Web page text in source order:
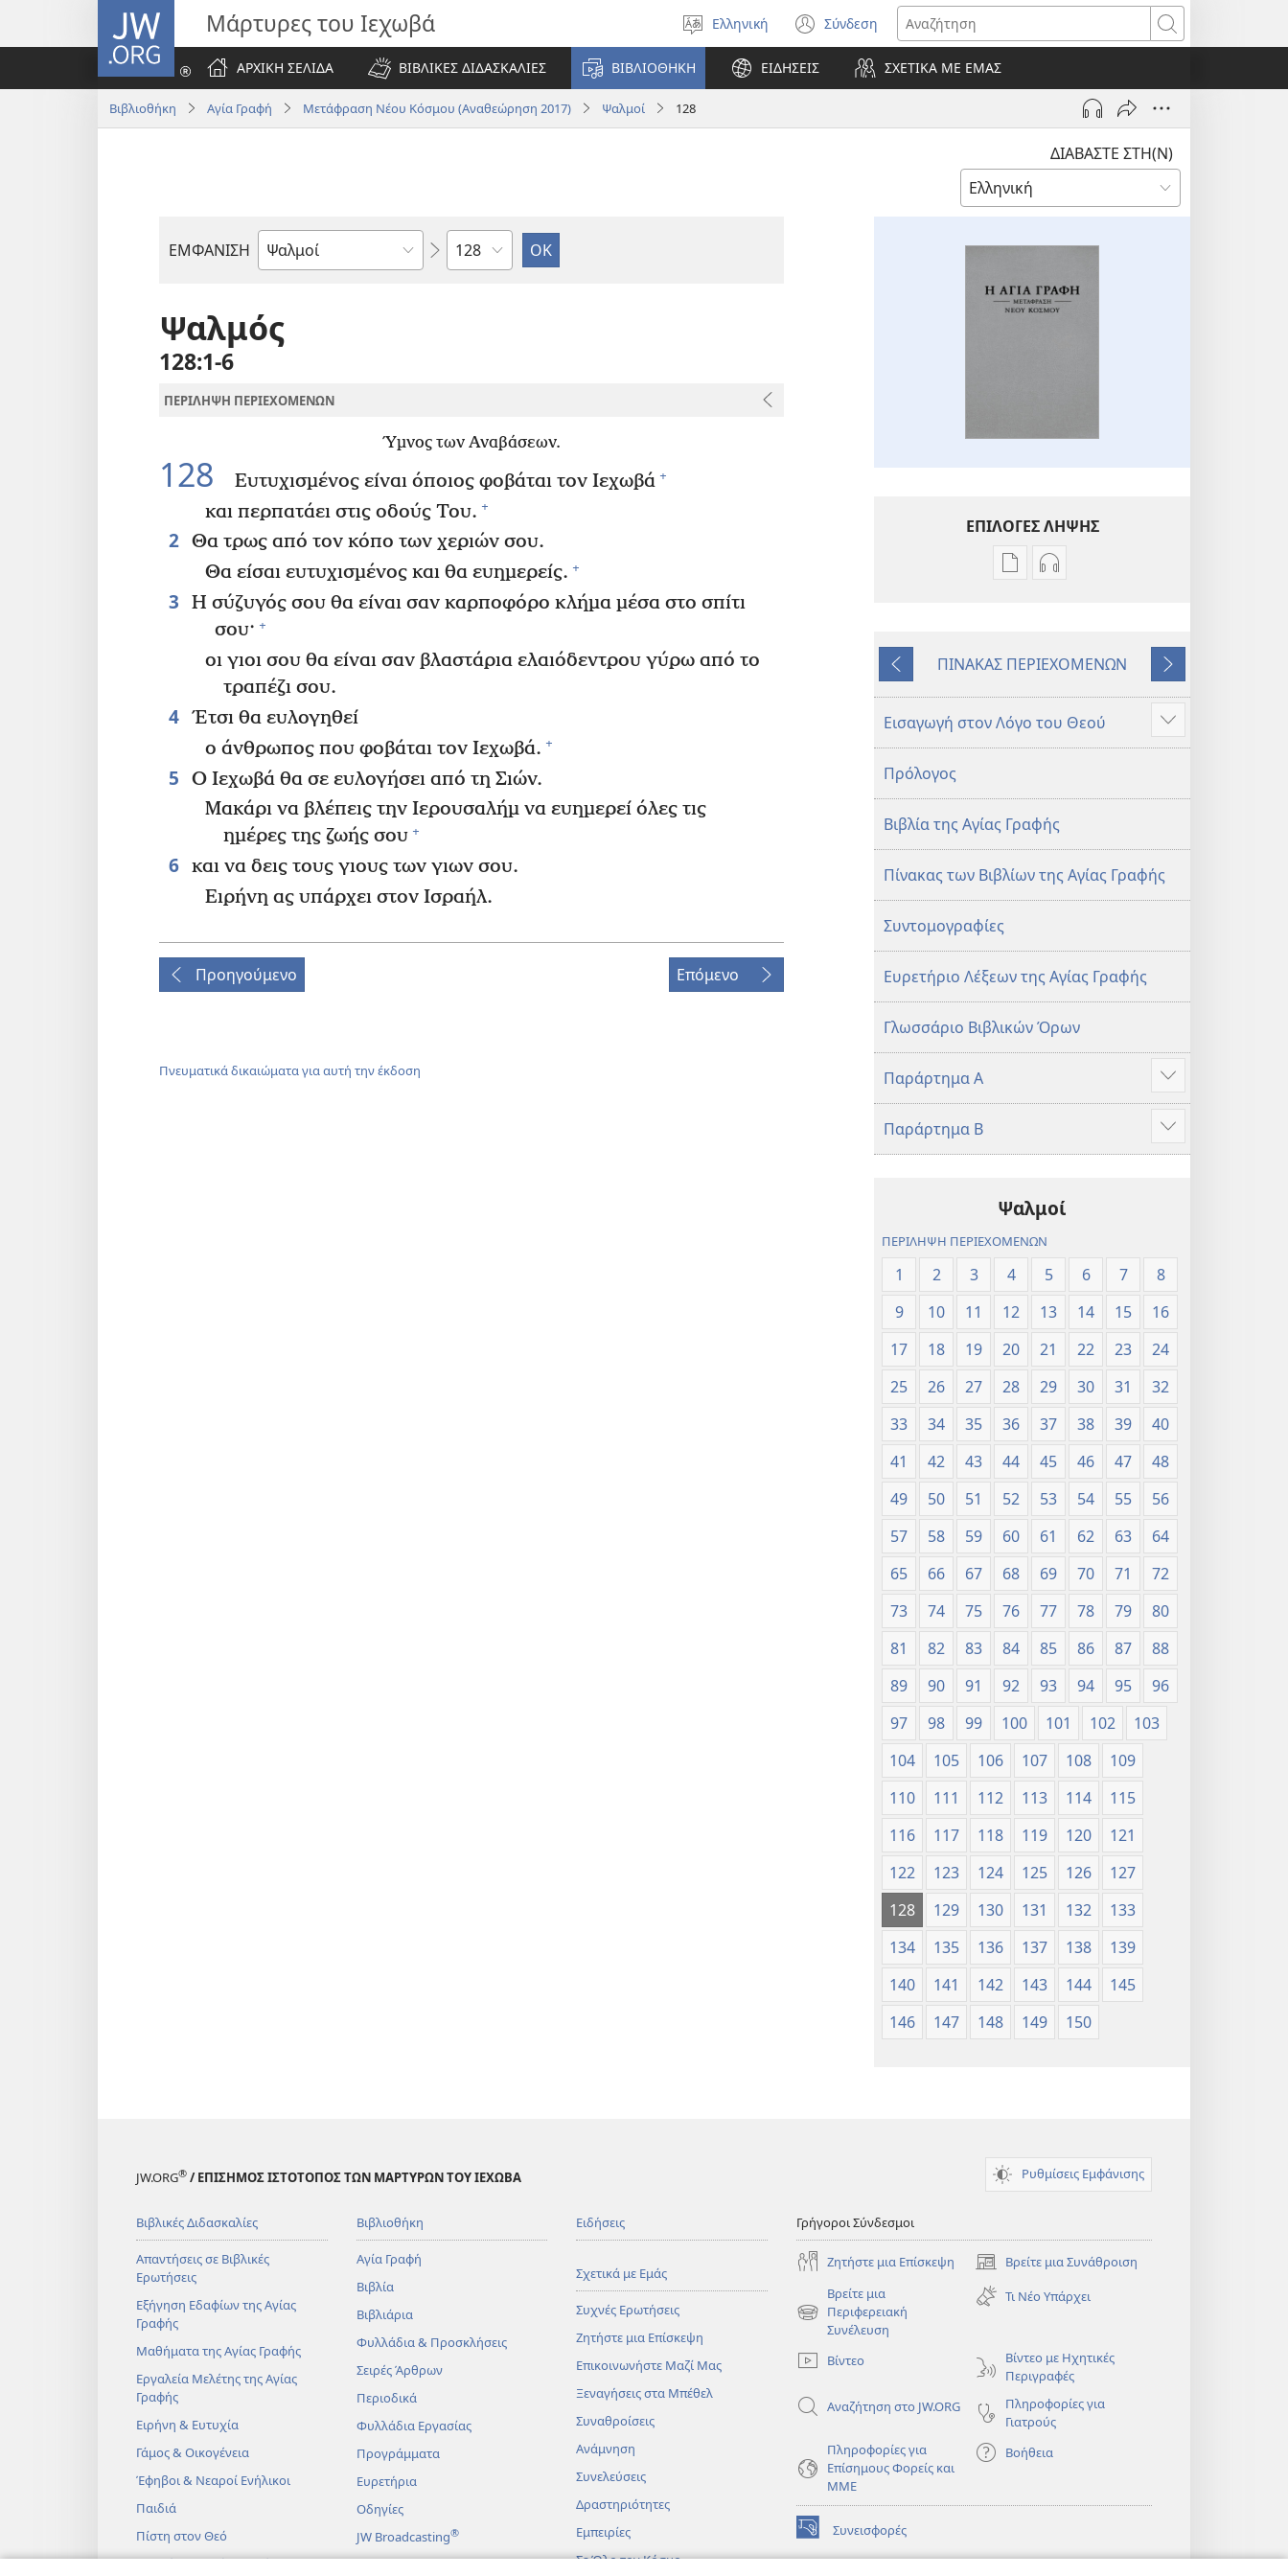
JW.ORG Μάρτυρες του Ιεχωβά
Επιλέξτε
γλώσσα
Ελληνική Σύνδεση
(ανοίγει
νέο
παράθυρο)
Αναζήτηση
ΑΡΧΙΚΗ ΣΕΛΙΔΑ
ΒΙΒΛΙΚΕΣ ΔΙΔΑΣΚΑΛΙΕΣ ΒΙΒΛΙΟΘΗΚΗ ΕΙΔΗΣΕΙΣ ΣΧΕΤΙΚΑ ΜΕ ΕΜΑΣ
Βιβλιοθήκη Αγία Γραφή Μετάφραση Νέου Κόσμου (Αναθεώρηση 2017) Ψαλμοί 128
ΔΙΑΒΑΣΤΕ ΣΤΗ(Ν)
ΕΜΦΑΝΙΣΗ
Βιβλίο
Αγίας
Γραφής
Κεφάλαιο
Ψαλμός
128:1-6
ΠΕΡΙΛΗΨΗ ΠΕΡΙΕΧΟΜΕΝΩΝ
Ύμνος των Αναβάσεων.
128 Ευτυχισμένος είναι όποιος φοβάται τον Ιεχωβά +
και περπατάει στις οδούς Του. +
2 Θα τρως από τον κόπο των χεριών σου.
Θα είσαι ευτυχισμένος και θα ευημερείς. +
3
Η σύζυγός σου θα είναι σαν καρποφόρο κλήμα μέσα στο σπίτι
σου· +
οι γιοι σου θα είναι σαν βλαστάρια ελαιόδεντρου γύρω από το
τραπέζι σου.
4 Έτσι θα ευλογηθεί
ο άνθρωπος που φοβάται τον Ιεχωβά. +
5
Ο Ιεχωβά θα σε ευλογήσει από τη Σιών.
Μακάρι να βλέπεις την Ιερουσαλήμ να ευημερεί όλες τις
ημέρες της ζωής σου +
6 και να δεις τους γιους των γιων σου.
Ειρήνη ας υπάρχει στον Ισραήλ.
Προηγούμενο Επόμενο
Πνευματικά δικαιώματα για αυτή την έκδοση
ΕΠΙΛΟΓΕΣ ΛΗΨΗΣ
Επιλογές
Αγία
—
Μετάφραση
(Αναθεώρηση
2017)
Επιλογές
Αγία
Μετάφραση
(Αναθεώρηση
2017)
Προηγούμενο
ΠΙΝΑΚΑΣ ΠΕΡΙΕΧΟΜΕΝΩΝ
Επόμενο
Εισαγωγή στον Λόγο του Θεού
Προβολή
περισσότερων
Πρόλογος
Βιβλία της Αγίας Γραφής
Πίνακας των Βιβλίων της Αγίας Γραφής
Συντομογραφίες
Ευρετήριο Λέξεων της Αγίας Γραφής
Γλωσσάριο Βιβλικών Όρων
Παράρτημα Α
Προβολή
περισσότερων
Παράρτημα Β
Προβολή
περισσότερων
Ψαλμοί
ΠΕΡΙΛΗΨΗ ΠΕΡΙΕΧΟΜΕΝΩΝ
1 2 3 4 5 6 7
8
9
10 11 12 13 14 15
16
17
18 19 20 21 22 23
24
25
26 27 28 29 30 31
32
33
34 35 36 37 38 39
40
41
42 43 44 45 46 47
48
49
50 51 52 53 54 55
56
57
58 59 60 61 62 63
64
65
66 67 68 69 70 71
72
73
74 75 76 77 78 79
80
81
82 83 84 85 86 87
88
89
90 91 92 93 94 95
96
97
98 99 100 101 102
103
104
105 106 107 108
109
110
111 112 113 114
115
116
117 118 119 120
121
122
123 124 125 126
127
128
129 130 131 132
133
134
135 136 137 138
139
140
141 142 143 144
145
146
147 148 149 150
JW.ORG® / ΕΠΙΣΗΜΟΣ ΙΣΤΟΤΟΠΟΣ ΤΩΝ ΜΑΡΤΥΡΩΝ ΤΟΥ ΙΕΧΩΒΑ Ρυθμίσεις Εμφάνισης
Βιβλικές Διδασκαλίες
Απαντήσεις σε Βιβλικές
Ερωτήσεις
Εξήγηση Εδαφίων της Αγίας
Γραφής
Μαθήματα της Αγίας Γραφής
Εργαλεία Μελέτης της Αγίας
Γραφής
Ειρήνη & Ευτυχία
Γάμος & Οικογένεια
Έφηβοι & Νεαροί Ενήλικοι
Παιδιά
Πίστη στον Θεό
Επιστήμη & Αγία Γραφή
Βιβλιοθήκη
Αγία Γραφή
Βιβλία
Βιβλιάρια
Φυλλάδια & Προσκλήσεις
Σειρές Άρθρων
Περιοδικά
Φυλλάδια Εργασίας
Προγράμματα
Ευρετήρια
Οδηγίες
JW Broadcasting®
Βίντεο
Ειδήσεις
Σχετικά με Εμάς
Συχνές Ερωτήσεις
Ζητήστε μια Επίσκεψη
Επικοινωνήστε Μαζί Μας
Ξεναγήσεις στα Μπέθελ
Συναθροίσεις
Ανάμνηση
Συνελεύσεις
Δραστηριότητες
Εμπειρίες
Σε Όλο τον Κόσμο
Γρήγοροι Σύνδεσμοι
Ζητήστε μια Επίσκεψη Βρείτε μια Συνάθροιση
(ανοίγει
νέο
παράθυρο)
Βρείτε μια
Περιφερειακή
Συνέλευση
(ανοίγει
παράθυρο)
Τι Νέο Υπάρχει
Βίντεο
Βίντεο με Ηχητικές
Περιγραφές
Αναζήτηση στο JW.ORG
Πληροφορίες για
Γιατρούς
Πληροφορίες για
Επίσημους Φορείς και
ΜΜΕ
Βοήθεια
Συνεισφορές
(ανοίγει
νέο